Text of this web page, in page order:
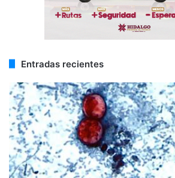
Entradas recientes